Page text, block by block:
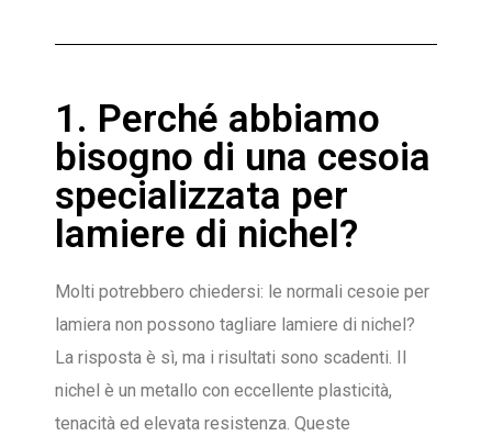
1. Perché abbiamo
bisogno di una cesoia
specializzata per
lamiere di nichel?
Molti potrebbero chiedersi: le normali cesoie per
lamiera non possono tagliare lamiere di nichel?
La risposta è sì, ma i risultati sono scadenti. Il
nichel è un metallo con eccellente plasticità,
tenacità ed elevata resistenza. Queste